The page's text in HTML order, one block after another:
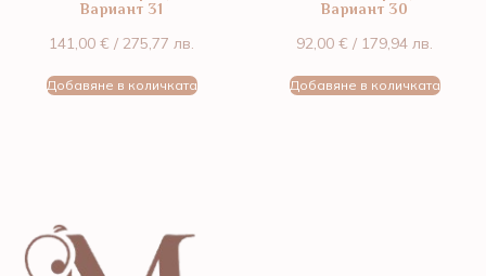
Вариант 31
141,00 € / 275,77 лв.
Добавяне в количката
Вариант 30
92,00 € / 179,94 лв.
Добавяне в количката